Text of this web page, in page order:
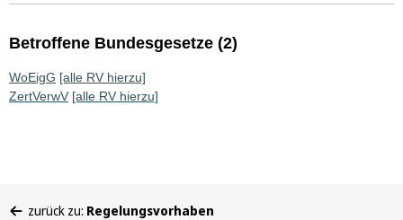
Betroffene Bundesgesetze (2)
WoEigG [alle RV hierzu]
ZertVerwV [alle RV hierzu]
zurück zu: Regelungsvorhaben